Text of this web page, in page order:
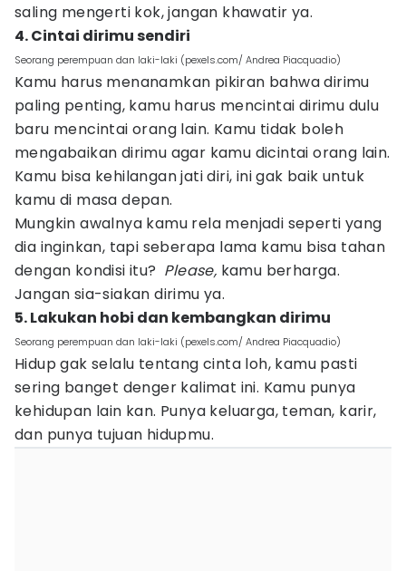
saling mengerti kok, jangan khawatir ya.
4. Cintai dirimu sendiri
Seorang perempuan dan laki-laki (pexels.com/ Andrea Piacquadio)
Kamu harus menanamkan pikiran bahwa dirimu
paling penting, kamu harus mencintai dirimu dulu
baru mencintai orang lain. Kamu tidak boleh
mengabaikan dirimu agar kamu dicintai orang lain.
Kamu bisa kehilangan jati diri, ini gak baik untuk
kamu di masa depan.
Mungkin awalnya kamu rela menjadi seperti yang
dia inginkan, tapi seberapa lama kamu bisa tahan
dengan kondisi itu? Please, kamu berharga.
Jangan sia-siakan dirimu ya.
5. Lakukan hobi dan kembangkan dirimu
Seorang perempuan dan laki-laki (pexels.com/ Andrea Piacquadio)
Hidup gak selalu tentang cinta loh, kamu pasti
sering banget denger kalimat ini. Kamu punya
kehidupan lain kan. Punya keluarga, teman, karir,
dan punya tujuan hidupmu.